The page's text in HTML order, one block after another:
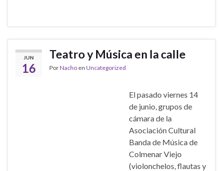
JUN
16
Teatro y Música en la calle
PorNacho en Uncategorized
El pasado viernes 14
de junio, grupos de
cámara de la
Asociación Cultural
Banda de Música de
Colmenar Viejo
(violonchelos, flautas y